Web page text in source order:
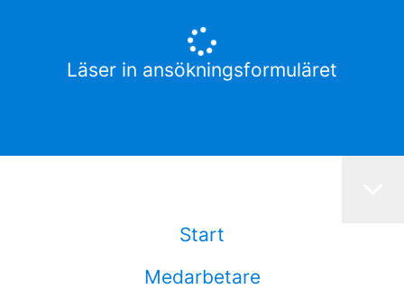
Läser in ansökningsformuläret
Start
Medarbetare